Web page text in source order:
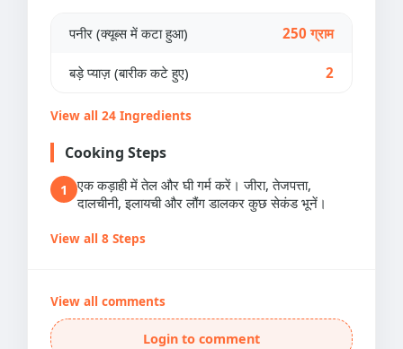
पनीर (क्यूब्स में कटा हुआ) 250 ग्राम
बड़े प्याज़ (बारीक कटे हुए) 2
View all 24 Ingredients
Cooking Steps
1
एक कड़ाही में तेल और घी गर्म करें। जीरा, तेजपत्ता,
दालचीनी, इलायची और लौंग डालकर कुछ सेकंड भूनें।
View all 8 Steps
View all comments
Login to comment